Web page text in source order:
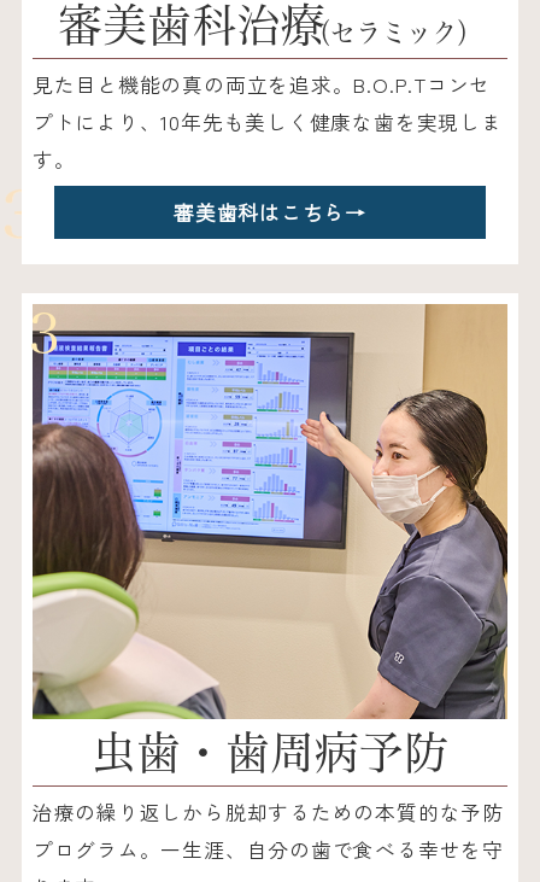
審美歯科治療（セラミック）
見た目と機能の真の両立を追求。B.O.P.Tコンセ
プトにより、10年先も美しく健康な歯を実現しま
す。
審美歯科はこちら →
3
虫歯・歯周病予防
治療の繰り返しから脱却するための本質的な予防
プログラム。一生涯、自分の歯で食べる幸せを守